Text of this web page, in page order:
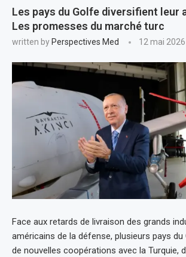
Les pays du Golfe diversifient leur
Les promesses du marché turc
written by Perspectives Med 12 mai 2026
Face aux retards de livraison des grands
américains de la défense, plusieurs pays
de nouvelles coopérations avec la Turquie,